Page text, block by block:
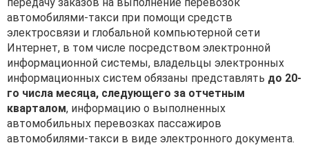
автомобилями-такси при помощи средств
электросвязи и глобальной компьютерной сети
Интернет, в том числе посредством электронной
информационной системы, владельцы электронных
информационных систем обязаны представлять до 20-
го числа месяца, следующего за отчетным
кварталом, информацию о выполненных
автомобильных перевозках пассажиров
автомобилями-такси в виде электронного документа.